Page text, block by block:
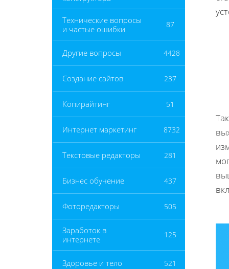
Технические вопросы
и частые ошибки
87
Другие вопросы 4428
Создание сайтов 237
Копирайтинг 51
Интернет маркетинг 8732
Текстовые редакторы 281
Бизнес обучение 437
Фоторедакторы 505
Заработок в
интернете
125
Здоровье и тело 521